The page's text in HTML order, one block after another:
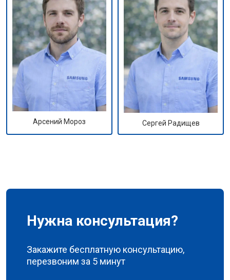
Арсений Мороз Сергей Радищев
Нужна консультация?
Закажите бесплатную консультацию,
перезвоним за 5 минут